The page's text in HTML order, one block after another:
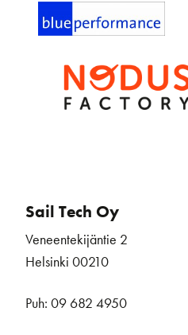
Sail Tech Oy
Veneentekijäntie 2
Helsinki 00210
Puh: 09 682 4950